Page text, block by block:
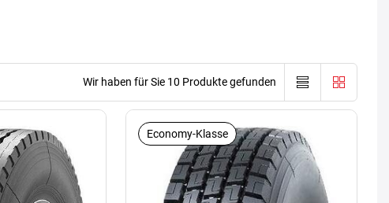
Wir haben für Sie 10 Produkte gefunden
Economy-Klasse